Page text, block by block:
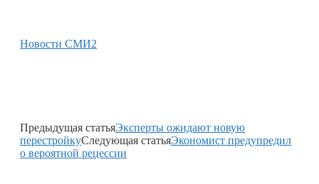
Новости СМИ2
Предыдущая статьяЭксперты ожидают новую
перестройкуСледующая статьяЭкономист предупредил
о вероятной рецессии